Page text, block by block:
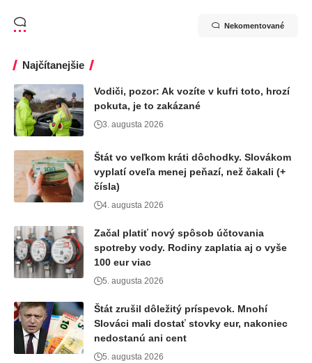
Nekomentované
Najčítanejšie
Vodiči, pozor: Ak vozíte v kufri toto, hrozí
pokuta, je to zakázané
3. augusta 2026
Štát vo veľkom kráti dôchodky. Slovákom
vyplatí oveľa menej peňazí, než čakali (+
čísla)
4. augusta 2026
Začal platiť nový spôsob účtovania
spotreby vody. Rodiny zaplatia aj o vyše
100 eur viac
5. augusta 2026
Štát zrušil dôležitý príspevok. Mnohí
Slováci mali dostať stovky eur, nakoniec
nedostanú ani cent
5. augusta 2026